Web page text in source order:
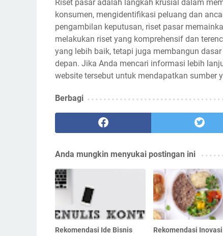
Riset pasar adalah langkah krusial dalam
konsumen, mengidentifikasi peluang dan
pengambilan keputusan, riset pasar
melakukan riset yang komprehensif dan
yang lebih baik, tetapi juga membangun
depan. Jika Anda mencari informasi lebih
website tersebut untuk mendapatkan sumber
Berbagi
Anda mungkin menyukai postingan ini
Rekomendasi Ide Bisnis
Rekomendasi Inovasi